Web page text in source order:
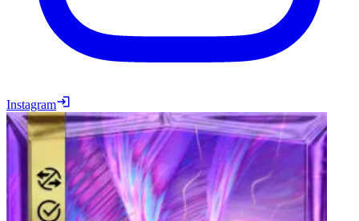
Instagram